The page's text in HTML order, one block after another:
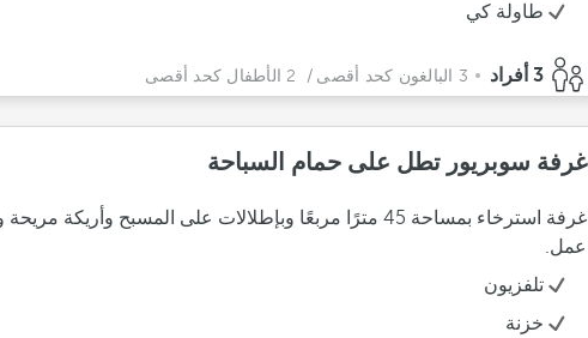
طاولة كي
3 البالغون كحد أقصى / 2 الأطفال كحد أقصى
غرفة سوبريور تطل على حمام السباحة
غرفة استرخاء بمساحة 45 مترًا مربعًا وبإطلالات على المسبح وأريكة
عمل.
تلفزيون
خزنة